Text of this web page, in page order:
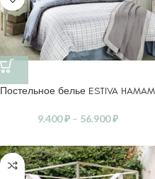
Постельное белье ESTIVA HAMAM
9.400₽ – 56.900₽